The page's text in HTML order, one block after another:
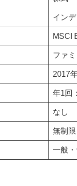
イン
MSCI
ファ
2017
年1回
なし
無制限
一般